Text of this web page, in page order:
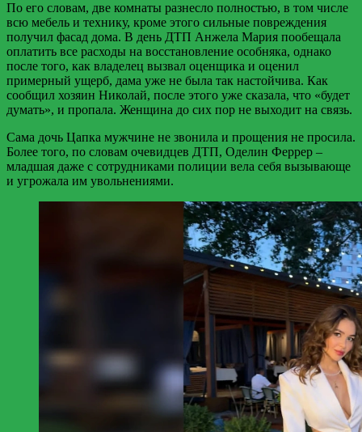
По его словам, две комнаты разнесло полностью, в том числе
всю мебель и технику, кроме этого сильные повреждения
получил фасад дома. В день ДТП Анжела Мария пообещала
оплатить все расходы на восстановление особняка, однако
после того, как владелец вызвал оценщика и оценил
примерный ущерб, дама уже не была так настойчива. Как
сообщил хозяин Николай, после этого уже сказала, что «будет
думать», и пропала. Женщина до сих пор не выходит на связь.
Сама дочь Цапка мужчине не звонила и прощения не просила.
Более того, по словам очевидцев ДТП, Оделин Феррер –
младшая даже с сотрудниками полиции вела себя вызывающе
и угрожала им увольнениями.